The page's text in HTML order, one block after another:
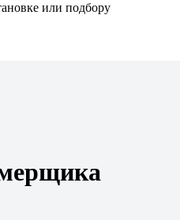
или подбору